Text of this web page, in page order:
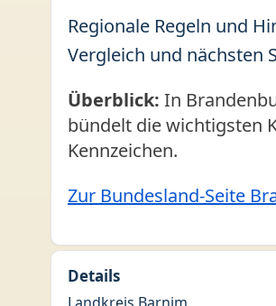
Regionale Regeln und
Vergleich und nächsten
Überblick: In
bündelt die wichtigsten
Kennzeichen.
Zur Bundesland-Seite
Details